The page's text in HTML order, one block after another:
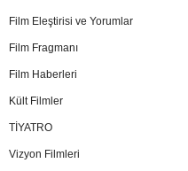
Film Eleştirisi ve Yorumlar
Film Fragmanı
Film Haberleri
Kült Filmler
TİYATRO
Vizyon Filmleri